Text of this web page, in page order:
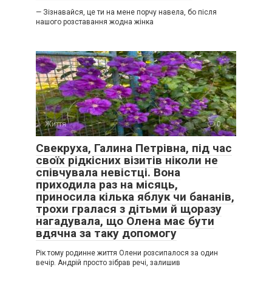
— Зізнавайся, це ти на мене порчу навела, бо після
нашого розставання жодна жінка
Життя 0
Свекруха, Галина Петрівна, під час
своїх рідкісних візитів ніколи не
співчувала невістці. Вона
приходила раз на місяць,
приносила кілька яблук чи бананів,
трохи гралася з дітьми й щоразу
нагадувала, що Олена має бути
вдячна за таку допомогу
Рік тому родинне життя Олени розсипалося за один
вечір. Андрій просто зібрав речі, залишив